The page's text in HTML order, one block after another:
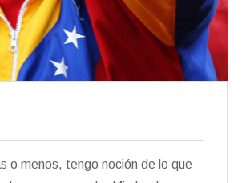
o menos, tengo noción de lo que